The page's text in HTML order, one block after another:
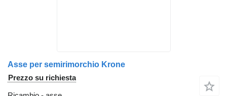
Asse per semirimorchio Krone
Prezzo su richiesta